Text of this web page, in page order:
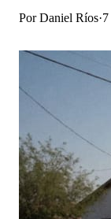
PorDaniel Ríos·